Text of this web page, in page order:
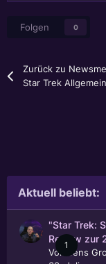
Folgen 0
Zurück zu
Star Trek Allgemein
Aktuell beliebt:
1
"Star Trek:
Review zur
Von
Jens